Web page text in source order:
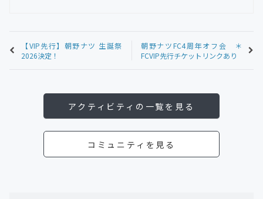
【VIP先行】朝野ナツ 生誕祭
2026決定！
朝野ナツFC4周年オフ会 ＊
FCVIP先行チケットリンクあり
アクティビティの一覧を見る
コミュニティを見る